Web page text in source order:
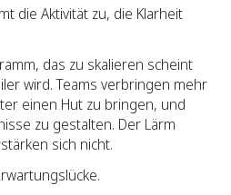
die Aktivität zu, die Klarheit
das zu skalieren scheint
wird. Teams verbringen mehr
einen Hut zu bringen, und
zu gestalten. Der Lärm
sich nicht.